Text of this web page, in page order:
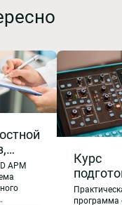
APM
Курс
–
программа